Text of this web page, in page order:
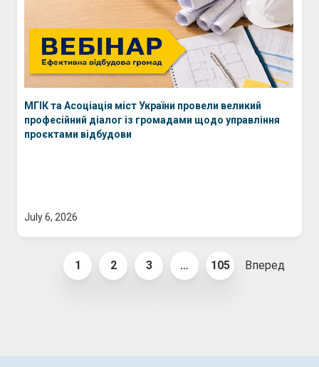
МГІК та Асоціація міст України провели великий
професійний діалог із громадами щодо управління
проєктами відбудови
July 6, 2026
1 2 3 … 105 Вперед